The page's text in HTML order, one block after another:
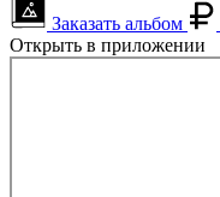
Заказать альбом
Открыть в приложении